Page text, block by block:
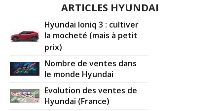
ARTICLES HYUNDAI
Hyundai Ioniq 3 : cultiver
la mocheté (mais à petit
prix)
Nombre de ventes dans
le monde Hyundai
Evolution des ventes de
Hyundai (France)